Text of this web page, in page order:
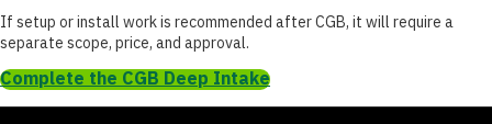
If setup or install work is recommended after CGB, it will require a
separate scope, price, and approval.
Complete the CGB Deep Intake